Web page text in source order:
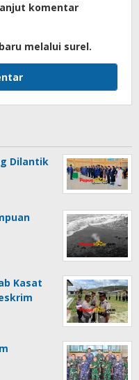
komentar
melalui surel.
Dilantik
Kasat